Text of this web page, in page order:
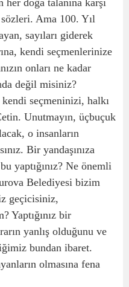
her doğa talanına karşı
Ama 100. Yıl
sayıları giderek
kendi seçmenlerinize
onları ne kadar
değil misiniz?
seçmeninizi, halkı
Unutmayın, üçbuçuk
o insanların
Bir yandaşınıza
yaptığınız? Ne önemli
Belediyesi bizim
geçicisiniz,
Yaptığınız bir
yanlış olduğunu ve
bundan ibaret.
olmasına fena